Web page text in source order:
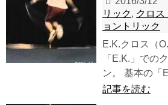
リック, クロス
ョントリック
E.K.クロス（
「E.K.」での
ン。 基本の「
記事を読む